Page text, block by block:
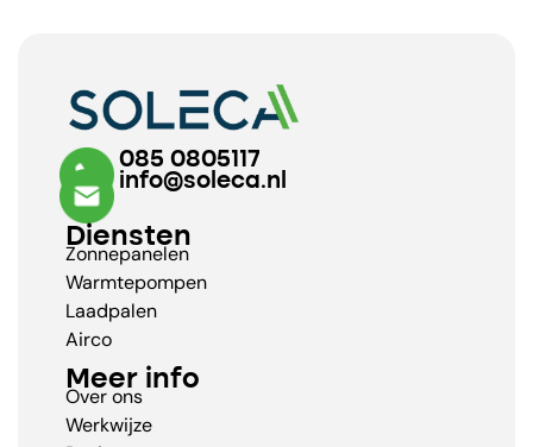
085 0805117
info@soleca.nl
Diensten
Zonnepanelen
Warmtepompen
Laadpalen
Airco
Meer info
Over ons
Werkwijze